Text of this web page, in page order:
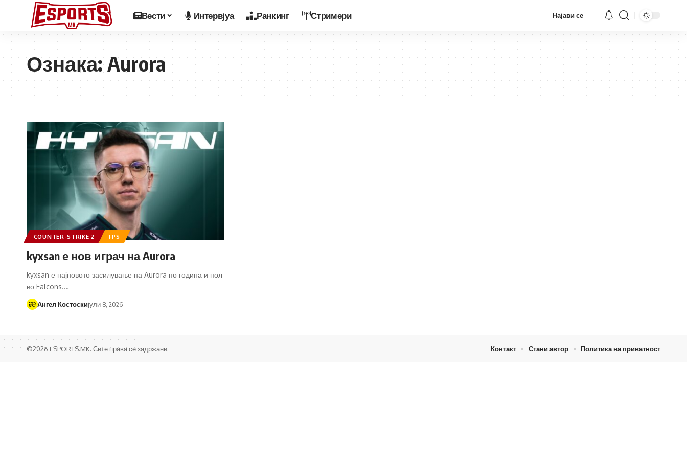
Вести Интервјуа Ранкинг Стримери Најави се
Ознака:Aurora
COUNTER-STRIKE 2 FPS
kyxsan е нов играч на Aurora
kyxsan е најновото засилување на Aurora по година и пол
во Falcons.…
Ангел Костоскијули 8, 2026
©2026 ESPORTS.MK. Сите права се задржани. Контакт Стани автор Политика на приватност